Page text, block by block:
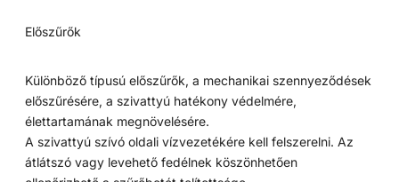
Előszűrők
Különböző típusú előszűrők, a mechanikai szennyeződések
előszűrésére, a szivattyú hatékony védelmére,
élettartamának megnövelésére.
A szivattyú szívó oldali vízvezetékére kell felszerelni. Az
átlátszó vagy levehető fedélnek köszönhetően